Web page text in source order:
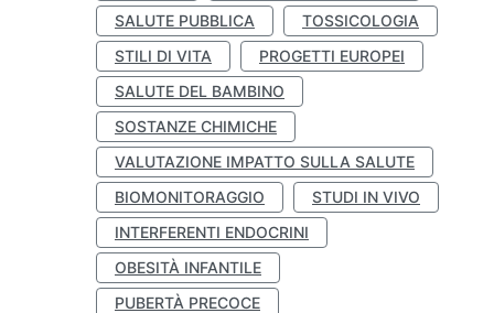
SALUTE PUBBLICA
TOSSICOLOGIA
STILI DI VITA
PROGETTI EUROPEI
SALUTE DEL BAMBINO
SOSTANZE CHIMICHE
VALUTAZIONE IMPATTO SULLA SALUTE
BIOMONITORAGGIO
STUDI IN VIVO
INTERFERENTI ENDOCRINI
OBESITÀ INFANTILE
PUBERTÀ PRECOCE